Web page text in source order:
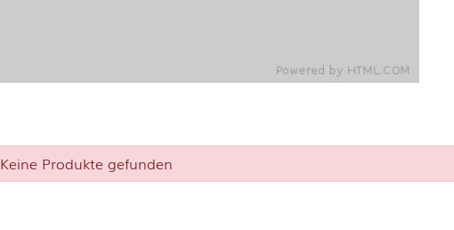
Keine Produkte gefunden